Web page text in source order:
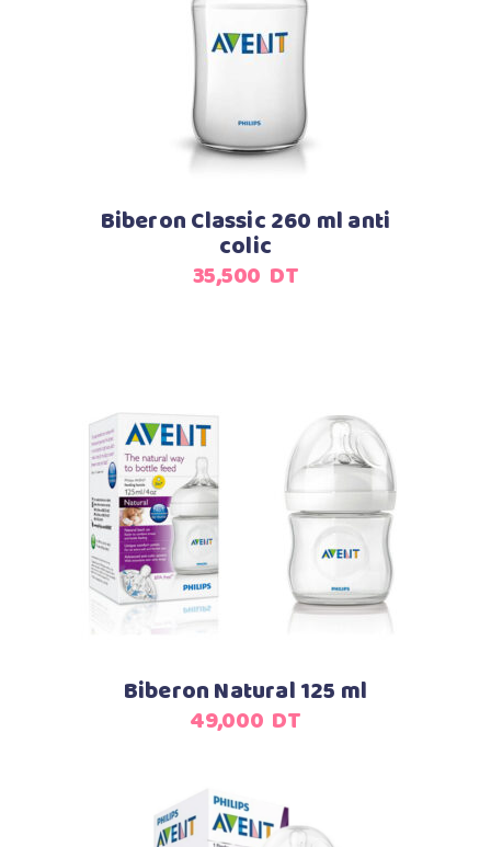
Ajouter au panier
Biberon Classic 260 ml anti
colic
35,500 DT
Ajouter au panier
Biberon Natural 125 ml
49,000 DT